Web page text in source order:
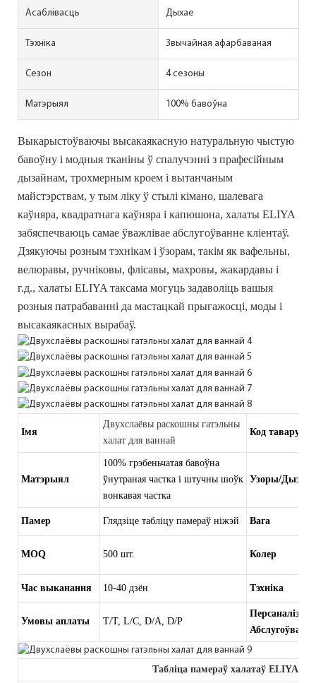
Асаблівасць Дыхае
Тэхніка Звычайная афарбаваная
Сезон 4 сезоны
Матэрыял 100% бавоўна
Выкарыстоўваючы высакаякасную натуральную чыстую
бавоўну і модныя тканіны ў спалучэнні з прафесійным
дызайнам, трохмерным кроем і вытанчаным
майстэрствам, у тым ліку ў стылі кімано, шалевага
каўняра, квадратнага каўняра і капюшона, халаты ELIYA
забяспечваюць самае ўважлівае абслугоўванне кліентаў.
Дзякуючы розным тэхнікам і ўзорам, такім як вафельны,
велюравы, ручніковы, флісавы, махровы, жакардавы і
г.д., халаты ELIYA таксама могуць задаволіць вашыя
розныя патрабаванні да мастацкай прыгажосці, моды і
высакаякасных вырабаў.
Імя
Двухслаёвы раскошны гатэльны
халат для ваннай
Код тавару
Матэрыял
100% грэбеньчатая бавоўна
ўнутраная частка і штучны шоўк
вонкавая частка
Узоры/Дызайн
Памер Глядзіце табліцу памераў ніжэй Вага
MOQ 500 шт. Колер
Час выканання 10-40 дзён Тэхніка
Умовы аплаты T/T, L/C, D/A, D/P
Абслугоўванне
Табліца памераў халатаў ELIYA